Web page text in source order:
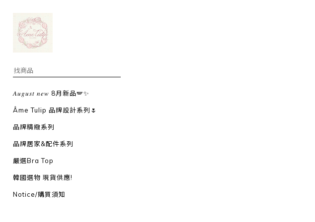
𝐴𝑢𝑔𝑢𝑠𝑡 𝑛𝑒𝑤 8月新品🪽✨
Âme Tulip 品牌設計系列🌷
品牌精緻系列
品牌居家&配件系列
嚴選Bra Top
韓國選物 現貨供應!
Notice/購買須知